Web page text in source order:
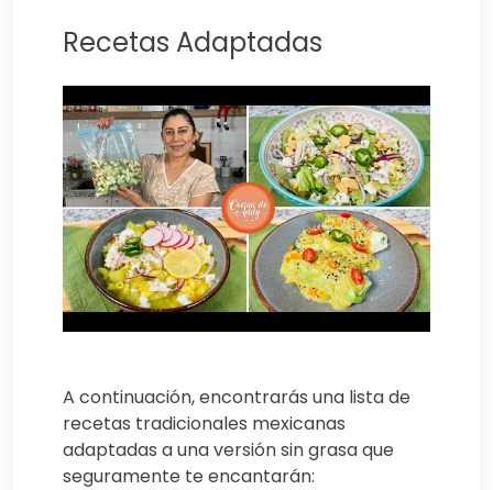
Recetas Adaptadas
A continuación, encontrarás una lista de
recetas tradicionales mexicanas
adaptadas a una versión sin grasa que
seguramente te encantarán: